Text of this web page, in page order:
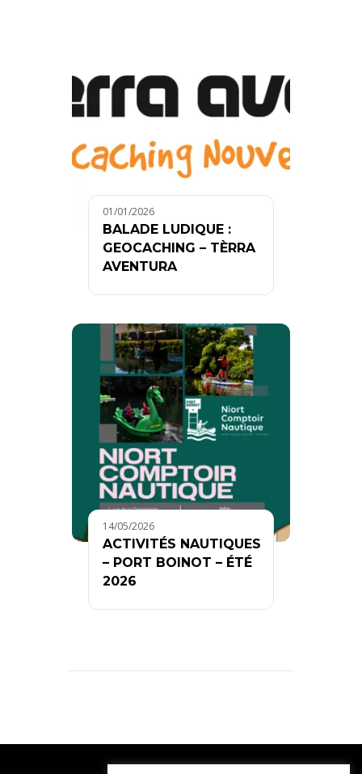
01/01/2026
BALADE LUDIQUE :
GEOCACHING – TÈRRA
AVENTURA
14/05/2026
ACTIVITÉS NAUTIQUES
– PORT BOINOT – ÉTÉ
2026